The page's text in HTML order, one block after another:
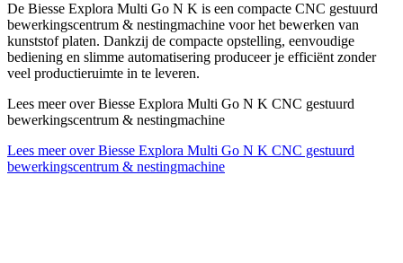
De Biesse Explora Multi Go N K is een compacte CNC gestuurd
bewerkingscentrum & nestingmachine voor het bewerken van
kunststof platen. Dankzij de compacte opstelling, eenvoudige
bediening en slimme automatisering produceer je efficiënt zonder
veel productieruimte in te leveren.
Lees meer over Biesse Explora Multi Go N K CNC gestuurd
bewerkingscentrum & nestingmachine
Lees meer over Biesse Explora Multi Go N K CNC gestuurd
bewerkingscentrum & nestingmachine